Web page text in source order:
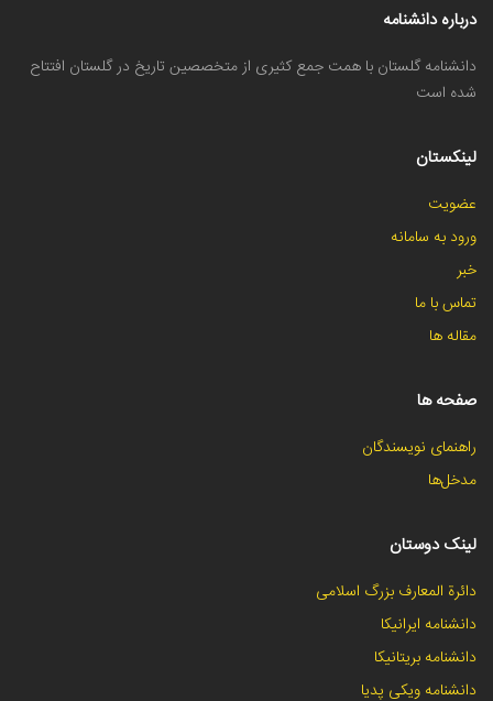
درباره دانشنامه
دانشنامه گلستان با همت جمع کثیری از متخصصین تاریخ در گلستان افتتاح
شده است
لینکستان
عضویت
ورود به سامانه
خبر
تماس با ما
مقاله ها
صفحه ها
راهنمای نویسندگان
مدخل‌ها
لینک دوستان
دائرة المعارف بزرگ اسلامی
دانشنامه ایرانیکا
دانشنامه بریتانیکا
دانشنامه ویکی پدیا